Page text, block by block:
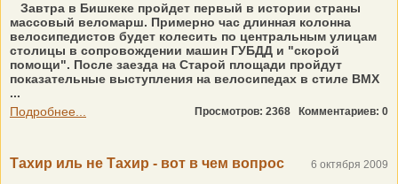
Завтра в Бишкеке пройдет первый в истории страны
массовый веломарш. Примерно час длинная колонна
велосипедистов будет колесить по центральным улицам
столицы в сопровождении машин ГУБДД и "скорой
помощи". После заезда на Старой площади пройдут
показательные выступления на велосипедах в стиле BMX
...
Подробнее...
Просмотров: 2368 Комментариев: 0
Тахир иль не Тахир - вот в чем вопрос 6 октября 2009